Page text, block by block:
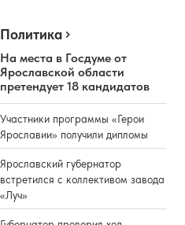
Политика
На места в Госдуме от
Ярославской области
претендует 18 кандидатов
Участники программы «Герои
Ярославии» получили дипломы
Ярославский губернатор
встретился с коллективом завода
«Луч»